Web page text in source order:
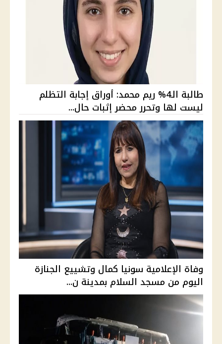
طالبة الـ4% ريم محمد: أوراق إجابة التظلم
ليست لها وتحرر محضر إثبات حال...
وفاة الإعلامية سونيا كمال وتشييع الجنازة
اليوم من مسجد السلام بمدينة ن...